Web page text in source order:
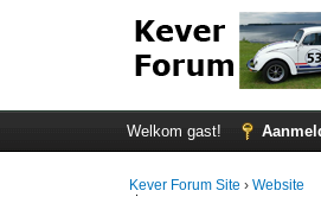
Welkom gast!
Kever Forum Site ›Website